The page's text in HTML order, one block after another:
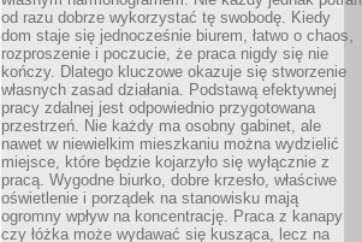
od razu dobrze wykorzystać tę swobodę. Kiedy
dom staje się jednocześnie biurem, łatwo o chaos,
rozproszenie i poczucie, że praca nigdy się nie
kończy. Dlatego kluczowe okazuje się stworzenie
własnych zasad działania. Podstawą efektywnej
pracy zdalnej jest odpowiednio przygotowana
przestrzeń. Nie każdy ma osobny gabinet, ale
nawet w niewielkim mieszkaniu można wydzielić
miejsce, które będzie kojarzyło się wyłącznie z
pracą. Wygodne biurko, dobre krzesło, właściwe
oświetlenie i porządek na stanowisku mają
ogromny wpływ na koncentrację. Praca z kanapy
czy łóżka może wydawać się kusząca, lecz na